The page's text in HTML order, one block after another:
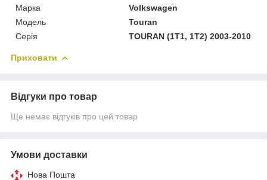
Марка
Volkswagen
Модель
Touran
Серія
TOURAN (1T1, 1T2) 2003-2010
Приховати
Відгуки про товар
Ще немає відгуків про цей товар
Умови доставки
Нова Пошта